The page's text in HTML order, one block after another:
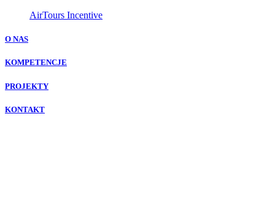
O NAS
KOMPETENCJE
PROJEKTY
KONTAKT